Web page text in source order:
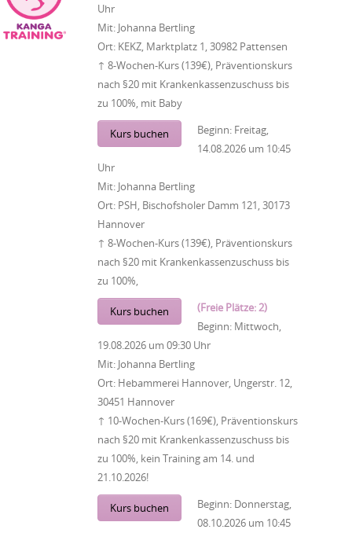
Uhr
Mit: Johanna Bertling
Ort: KEKZ, Marktplatz 1, 30982 Pattensen
↑ 8-Wochen-Kurs (139€), Präventionskurs
nach §20 mit Krankenkassenzuschuss bis
zu 100%, mit Baby
Kurs buchen Beginn: Freitag,
14.08.2026 um 10:45
Uhr
Mit: Johanna Bertling
Ort: PSH, Bischofsholer Damm 121, 30173
Hannover
↑ 8-Wochen-Kurs (139€), Präventionskurs
nach §20 mit Krankenkassenzuschuss bis
zu 100%,
Kurs buchen
(Freie Plätze: 2)
Beginn: Mittwoch,
19.08.2026 um 09:30 Uhr
Mit: Johanna Bertling
Ort: Hebammerei Hannover, Ungerstr. 12,
30451 Hannover
↑ 10-Wochen-Kurs (169€), Präventionskurs
nach §20 mit Krankenkassenzuschuss bis
zu 100%, kein Training am 14. und
21.10.2026!
Kurs buchen Beginn: Donnerstag,
08.10.2026 um 10:45